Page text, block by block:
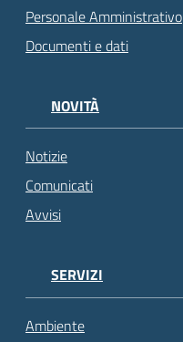
Personale Amministrativo
Documenti e dati
NOVITÀ
Notizie
Comunicati
Avvisi
SERVIZI
Ambiente